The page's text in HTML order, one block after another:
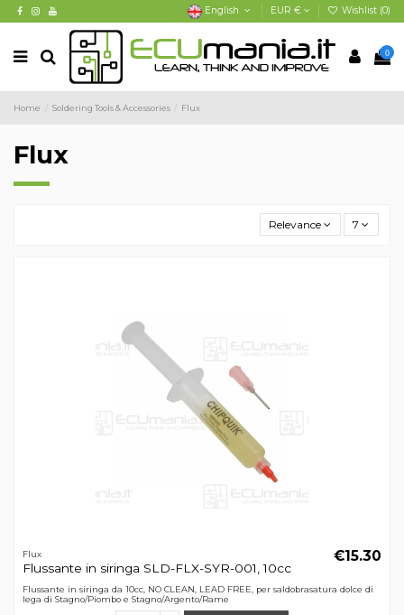
English EUR € Wishlist (0)
0
Home Soldering Tools & Accessories Flux
Flux
Relevance 7
Flux
Flussante in siringa SLD-FLX-SYR-001, 10cc
€15.30
Flussante in siringa da 10cc, NO CLEAN, LEAD FREE, per saldobrasatura dolce di
lega di Stagno/Piombo e Stagno/Argento/Rame